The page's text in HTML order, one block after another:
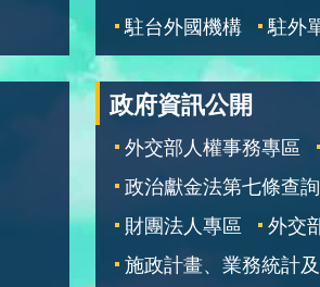
駐台外國機構
駐外
政府資訊公開
外交部人權事務專區
政治獻金法第七條查
財團法人專區
外交
施政計畫、業務統計